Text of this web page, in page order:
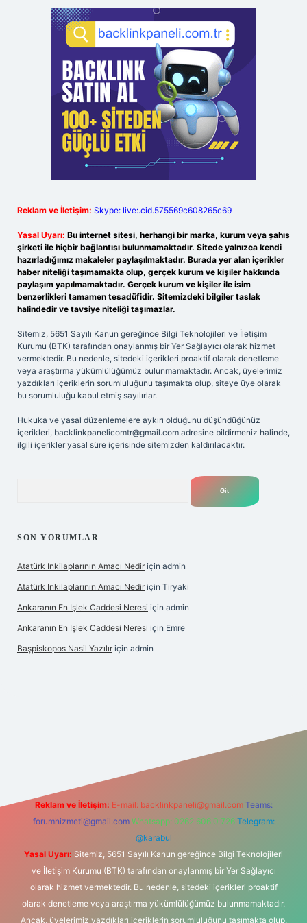
Reklam ve İletişim: Skype: live:.cid.575569c608265c69
Yasal Uyarı: Bu internet sitesi, herhangi bir marka, kurum veya şahıs
şirketi ile hiçbir bağlantısı bulunmamaktadır. Sitede yalnızca kendi
hazırladığımız makaleler paylaşılmaktadır. Burada yer alan içerikler
haber niteliği taşımamakta olup, gerçek kurum ve kişiler hakkında
paylaşım yapılmamaktadır. Gerçek kurum ve kişiler ile isim
benzerlikleri tamamen tesadüfidir. Sitemizdeki bilgiler taslak
halindedir ve tavsiye niteliği taşımazlar.
Sitemiz, 5651 Sayılı Kanun gereğince Bilgi Teknolojileri ve İletişim
Kurumu (BTK) tarafından onaylanmış bir Yer Sağlayıcı olarak hizmet
vermektedir. Bu nedenle, sitedeki içerikleri proaktif olarak denetleme
veya araştırma yükümlülüğümüz bulunmamaktadır. Ancak, üyelerimiz
yazdıkları içeriklerin sorumluluğunu taşımakta olup, siteye üye olarak
bu sorumluluğu kabul etmiş sayılırlar.
Hukuka ve yasal düzenlemelere aykırı olduğunu düşündüğünüz
içerikleri, backlinkpanelicomtr@gmail.com adresine bildirmeniz halinde,
ilgili içerikler yasal süre içerisinde sitemizden kaldırılacaktır.
SON YORUMLAR
Atatürk Inkilaplarının Amacı Nedir için admin
Atatürk Inkilaplarının Amacı Nedir için Tiryaki
Ankaranın En Işlek Caddesi Neresi için admin
Ankaranın En Işlek Caddesi Neresi için Emre
Başpiskopos Nasil Yazılır için admin
Reklam ve İletişim: E-mail: backlinkpaneli@gmail.com Teams:
forumhizmeti@gmail.com Whatsapp: 0262 606 0 726 Telegram:
@karabul
Yasal Uyarı: Sitemiz, 5651 Sayılı Kanun gereğince Bilgi Teknolojileri
ve İletişim Kurumu (BTK) tarafından onaylanmış bir Yer Sağlayıcı
olarak hizmet vermektedir. Bu nedenle, sitedeki içerikleri proaktif
olarak denetleme veya araştırma yükümlülüğümüz bulunmamaktadır.
Ancak, üyelerimiz yazdıkları içeriklerin sorumluluğunu taşımakta olup,